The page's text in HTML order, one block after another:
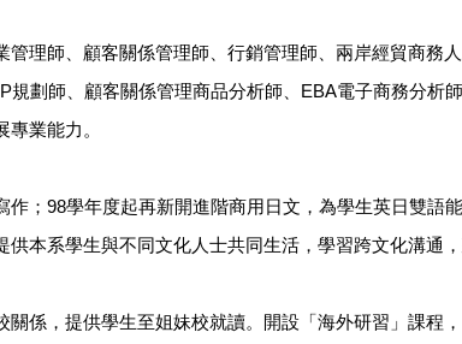
理師、顧客關係管理師、行銷管理師、兩岸經貿商務
規劃師、顧客關係管理商品分析師、EBA電子商務分析
業能力。
；98學年度起再新開進階商用日文，為學生英日雙語
本系學生與不同文化人士共同生活，學習跨文化溝通
係，提供學生至姐妹校就讀。開設「海外研習」課程